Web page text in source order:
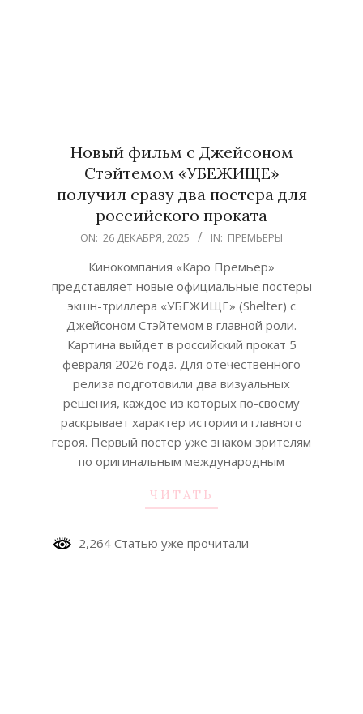
Новый фильм с Джейсоном
Стэйтемом «УБЕЖИЩЕ»
получил сразу два постера для
российского проката
2025-ON: 26 ДЕКАБРЯ, 2025 IN: ПРЕМЬЕРЫ
Кинокомпания «Каро Премьер»
представляет новые официальные постеры
экшн-триллера «УБЕЖИЩЕ» (Shelter) с
Джейсоном Стэйтемом в главной роли.
Картина выйдет в российский прокат 5
февраля 2026 года. Для отечественного
релиза подготовили два визуальных
решения, каждое из которых по-своему
раскрывает характер истории и главного
героя. Первый постер уже знаком зрителям
по оригинальным международным
ЧИТАТЬ
2,264 Статью уже прочитали